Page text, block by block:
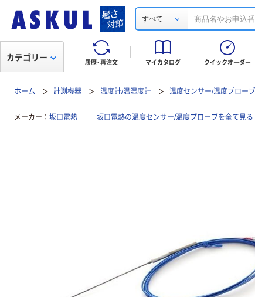
すべて
履歴・再注文 マイカタログ クイックオーダー
カテゴリー
ホーム 計測機器 温度計/温湿度計 温度センサー/温度プローブ
メーカー 坂口電熱 坂口電熱の温度センサー/温度プローブを全て見る